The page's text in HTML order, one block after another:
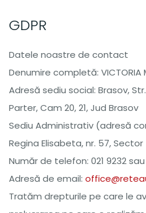
GDPR
Datele noastre de contact
Denumire completă: VICTORIA
Adresă sediu social: Brasov, Str.
Parter, Cam 20, 21, Jud Brasov
Sediu Administrativ (adresă
Regina Elisabeta, nr. 57,
Număr de telefon: 021 9232
Adresă de email:
Tratăm drepturile pe care le